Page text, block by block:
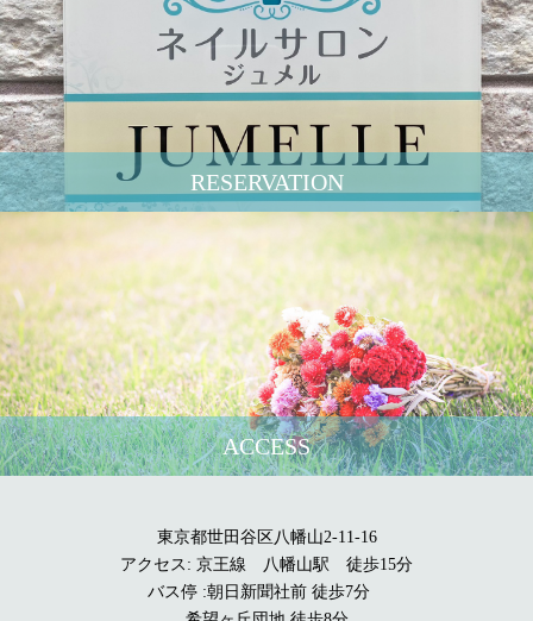
RESERVATION
ACCESS
東京都世田谷区八幡山2-11-16
アクセス: 京王線 八幡山駅 徒歩15分
バス停 :朝日新聞社前 徒歩7分